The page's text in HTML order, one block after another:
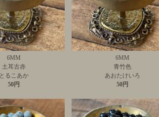
6MM
土耳古赤
とるこあか
50円
6MM
青竹色
あおたけいろ
50円